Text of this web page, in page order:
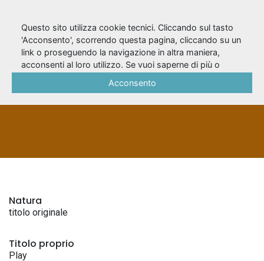
Play
TITOLI ORIGINALI
Natura
titolo originale
Titolo proprio
Play
Questo sito utilizza cookie tecnici. Cliccando sul tasto
'Acconsento', scorrendo questa pagina, cliccando su un
link o proseguendo la navigazione in altra maniera,
acconsenti al loro utilizzo. Se vuoi saperne di più o
Acconsento